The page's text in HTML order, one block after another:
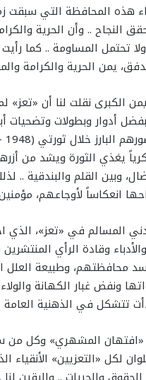
هذه المحافظة التي سبقت
النجاح .. وأن الحرية
ولا تحتمل المساومة .. كما
يمن الحرية والكرامة
الكبرى نقلت لنا أن
بفضل أدوار وبطولات وتضحيات
يغذي الثورة ويشد من
وبين القلم والبندقية ..
انعكاساً لأوجاعهم،
المسالم في «تعز»،
وقادة الرأي
محافظتهم، وطبيعة العلل
ونفض غبار الكهانة
تتشكل في الذهنية
«افتهان المشهري» وكل
لكل «التعزيين»